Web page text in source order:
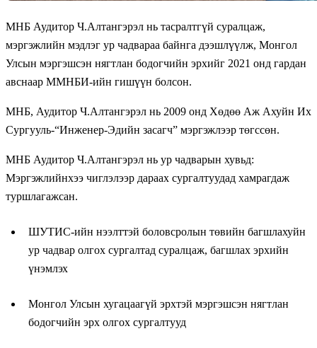
МНБ Аудитор Ч.Алтангэрэл нь тасралтгүй суралцаж,
мэргэжлийн мэдлэг ур чадвараа байнга дээшлүүлж, Монгол
Улсын мэргэшсэн нягтлан бодогчийн эрхийг 2021 онд гардан
авснаар ММНБИ-ийн гишүүн болсон.
МНБ, Аудитор Ч.Алтангэрэл нь 2009 онд Хөдөө Аж Ахуйн Их
Сургууль-“Инженер-Эдийн засагч” мэргэжлээр төгссөн.
МНБ Аудитор Ч.Алтангэрэл нь ур чадварын хувьд:
Мэргэжлийнхээ чиглэлээр дараах сургалтуудад хамрагдаж
туршлагажсан.
ШУТИС-ийн нээлттэй боловсролын төвийн багшлахуйн
ур чадвар олгох сургалтад суралцаж, багшлах эрхийн
үнэмлэх
Монгол Улсын хугацаагүй эрхтэй мэргэшсэн нягтлан
бодогчийн эрх олгох сургалтууд